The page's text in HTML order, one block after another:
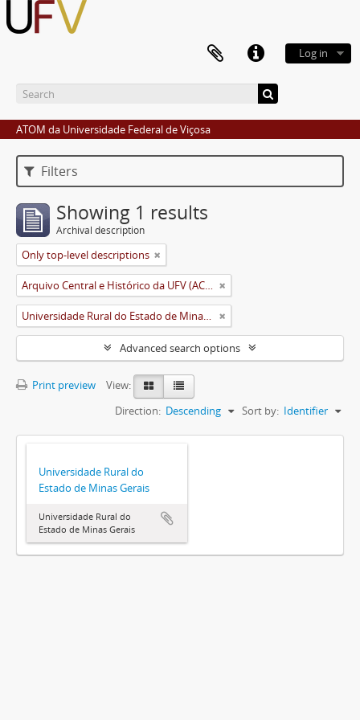
Log in
ATOM da Universidade Federal de Viçosa
Filters
Showing 1 results
Archival description
Only top-level descriptions
Arquivo Central e Histórico da UFV (ACH-UFV)
Universidade Rural do Estado de Minas Gerais (Uremg)
Advanced search options
Print preview
View:
Sort by: Identifier
Direction: Descending
Universidade Rural do
Estado de Minas Gerais
Universidade Rural do
Estado de Minas Gerais